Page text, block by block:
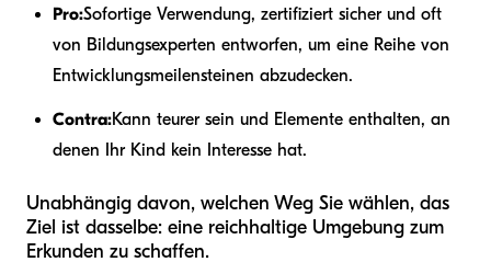
Pro:Sofortige Verwendung, zertifiziert sicher und oft
von Bildungsexperten entworfen, um eine Reihe von
Entwicklungsmeilensteinen abzudecken.
Contra:Kann teurer sein und Elemente enthalten, an
denen Ihr Kind kein Interesse hat.
Unabhängig davon, welchen Weg Sie wählen, das
Ziel ist dasselbe: eine reichhaltige Umgebung zum
Erkunden zu schaffen.